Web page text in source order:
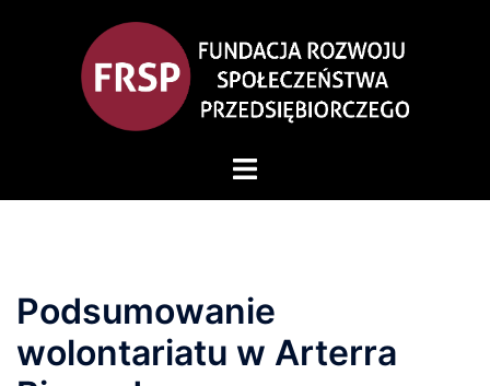
Przełącz
Podsumowanie
wolontariatu w Arterra